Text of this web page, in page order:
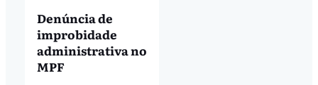
Denúncia de
improbidade
administrativa no
MPF